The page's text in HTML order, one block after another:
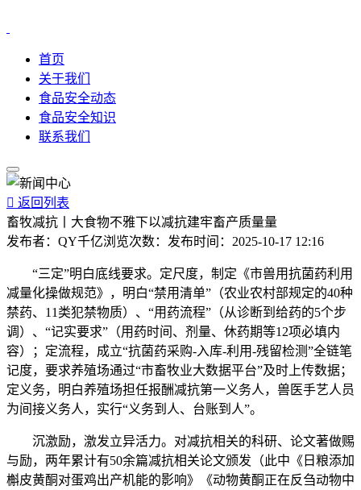
首页
关于我们
食品安全动态
食品安全知识
联系我们
 返回列表
畜牧减抗丨大食物不雅下以减抗建牢畜产质量量
发布者： QY千亿浏览次数： 发布时间： 2025-10-17 12:16
“三定”明白底线要求。定尺度，制定《市兽用抗菌药利用
减量化操做规范》，明白“禁用清单”（农业农村部规定的40种
禁药、11类犯禁物质）、“用药流程”（从诊断到给药的5个步
调）、“记实要求”（用药时间、剂量、休药期等12项必填内
容）；定流程，成立“抗菌药采购-入库-利用-残留检测”全链笔
记度，要求养殖场通过“市畜牧业大数据平台”及时上传数据；
定义务，明白养殖场担任报酬减抗第一义务人，兽医手艺人员
为间接义务人，实行“义务到人、台账到人”。
沉激励，激发立异活力。对减抗相关的科研、论文著做赐
与励，两年累计有50余篇减抗相关论文颁发（此中《日粮添加
槲皮黄酮对蛋鸡出产机能的影响》《动物黄酮正在反刍动物中